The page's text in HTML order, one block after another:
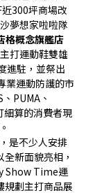
近300坪商場改
夢想家啦啦隊
格概念旗艦店
打運動鞋雙雄
進駐，並祭出
業運動防護的市
PUMA、
細算的消費者現
是不少人安排
新面貌亮相，
Show Time運
規劃主打商品展